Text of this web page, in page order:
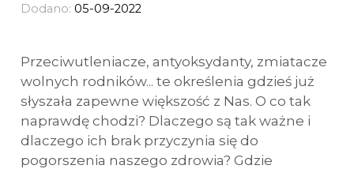
Dodano: 05-09-2022
Przeciwutleniacze, antyoksydanty, zmiatacze
wolnych rodników... te określenia gdzieś już
słyszała zapewne większość z Nas. O co tak
naprawdę chodzi? Dlaczego są tak ważne i
dlaczego ich brak przyczynia się do
pogorszenia naszego zdrowia? Gdzie